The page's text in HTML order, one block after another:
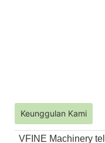
Keunggulan Kami
VFINE Machinery